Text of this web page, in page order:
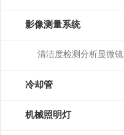
影像测量系统
清洁度检测分析显微镜
冷却管
机械照明灯